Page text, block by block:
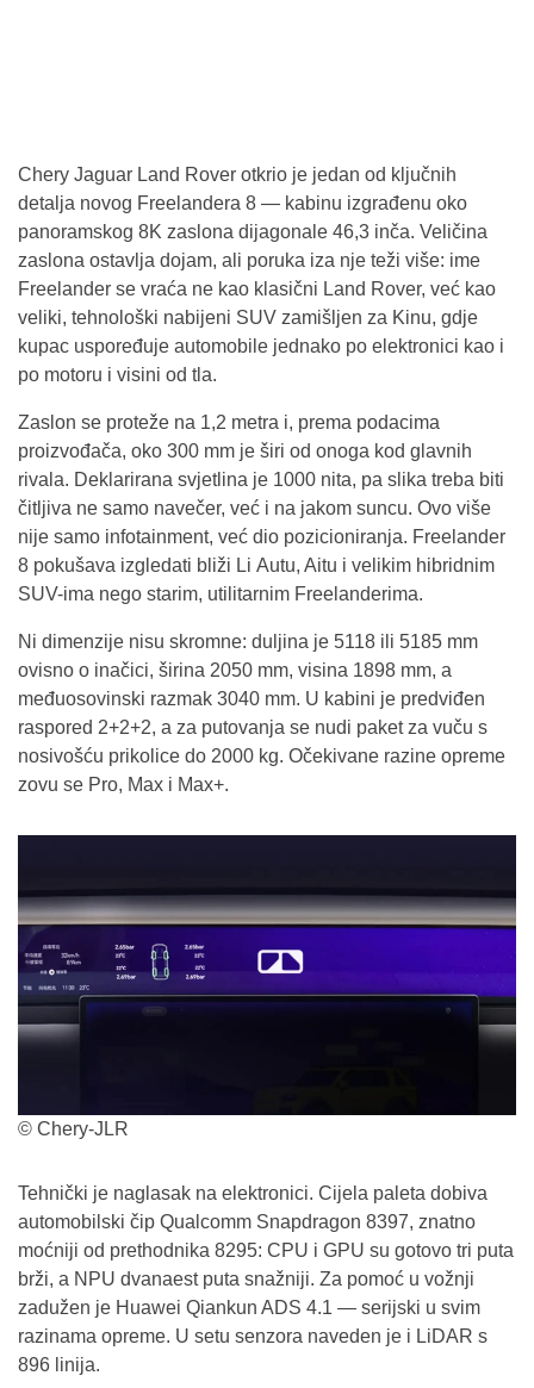
Chery Jaguar Land Rover otkrio je jedan od ključnih
detalja novog Freelandera 8 — kabinu izgrađenu oko
panoramskog 8K zaslona dijagonale 46,3 inča. Veličina
zaslona ostavlja dojam, ali poruka iza nje teži više: ime
Freelander se vraća ne kao klasični Land Rover, već kao
veliki, tehnološki nabijeni SUV zamišljen za Kinu, gdje
kupac uspoređuje automobile jednako po elektronici kao i
po motoru i visini od tla.
Zaslon se proteže na 1,2 metra i, prema podacima
proizvođača, oko 300 mm je širi od onoga kod glavnih
rivala. Deklarirana svjetlina je 1000 nita, pa slika treba biti
čitljiva ne samo navečer, već i na jakom suncu. Ovo više
nije samo infotainment, već dio pozicioniranja. Freelander
8 pokušava izgledati bliži Li Autu, Aitu i velikim hibridnim
SUV-ima nego starim, utilitarnim Freelanderima.
Ni dimenzije nisu skromne: duljina je 5118 ili 5185 mm
ovisno o inačici, širina 2050 mm, visina 1898 mm, a
međuosovinski razmak 3040 mm. U kabini je predviđen
raspored 2+2+2, a za putovanja se nudi paket za vuču s
nosivošću prikolice do 2000 kg. Očekivane razine opreme
zovu se Pro, Max i Max+.
© Chery-JLR
Tehnički je naglasak na elektronici. Cijela paleta dobiva
automobilski čip Qualcomm Snapdragon 8397, znatno
moćniji od prethodnika 8295: CPU i GPU su gotovo tri puta
brži, a NPU dvanaest puta snažniji. Za pomoć u vožnji
zadužen je Huawei Qiankun ADS 4.1 — serijski u svim
razinama opreme. U setu senzora naveden je i LiDAR s
896 linija.